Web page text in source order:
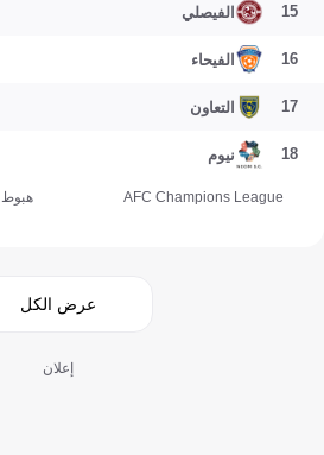
15 الفيصلي
16 الفيحاء
17 التعاون
18 نيوم
AFC Champions League هبوط
عرض الكل
إعلان